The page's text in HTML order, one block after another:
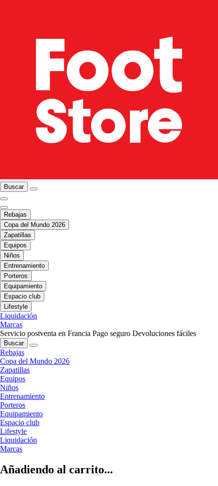
Buscar
Rebajas
Copa del Mundo 2026
Zapatillas
Equipos
Niños
Entrenamiento
Porteros
Equipamiento
Espacio club
Lifestyle
Liquidación
Marcas
Servicio postventa en Francia Pago seguro Devoluciones fáciles
Buscar
Rebajas
Copa del Mundo 2026
Zapatillas
Equipos
Niños
Entrenamiento
Porteros
Equipamiento
Espacio club
Lifestyle
Liquidación
Marcas
Añadiendo al carrito...